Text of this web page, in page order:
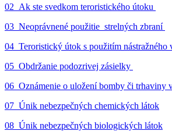
02_Ak ste svedkom teroristického útoku
03_Neoprávnené použitie strelných zbraní
04_Teroristický útok s použitím
05_Obdržanie podozrivej zásielky
06_Oznámenie o uložení bomby či trhaviny
07_Únik nebezpečných chemických látok
08_Únik nebezpečných biologických látok